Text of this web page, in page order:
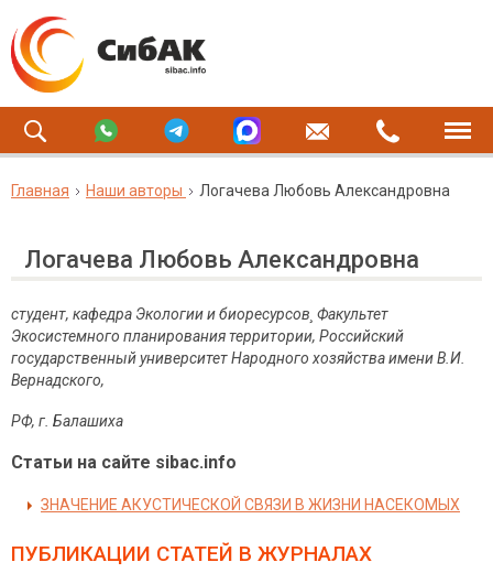
Главная Наши авторы Логачева Любовь Александровна
Логачева Любовь Александровна
студент, кафедра Экологии и биоресурсов¸ Факультет
Экосистемного планирования территории, Российский
государственный университет Народного хозяйства имени В.И.
Вернадского,
РФ, г. Балашиха
Статьи на сайте sibac.info
ЗНАЧЕНИЕ АКУСТИЧЕСКОЙ СВЯЗИ В ЖИЗНИ НАСЕКОМЫХ
ПУБЛИКАЦИИ СТАТЕЙ В ЖУРНАЛАХ